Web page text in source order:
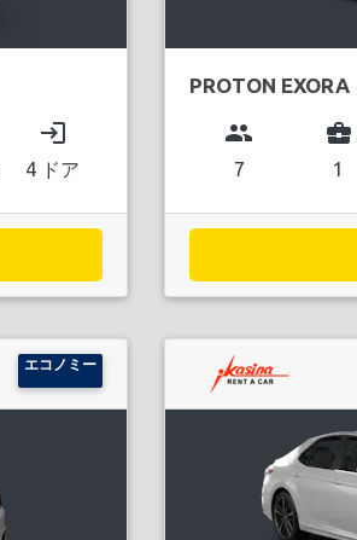
login
4 ドア
PROTON EXORA
group
7
business_center
1
エコノミー